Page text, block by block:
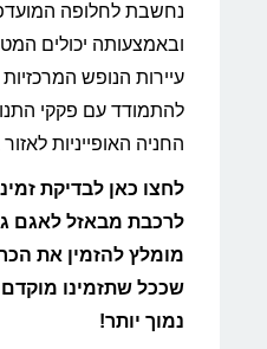
נחשבת לחלופה
ובאמצעותה יכולים
עיירות הנופש
להתמודד עם פקקי
החניה האופייניות
לחצו כאן לבדיקת
לרכבת מבאזל לאגם
מומלץ להזמין את
שככל שתזמינו מוקדם
נמוך יותר!